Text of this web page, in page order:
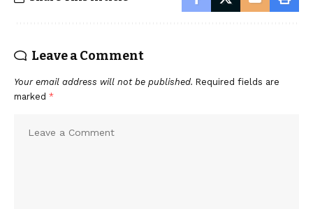
Leave a Comment
Your email address will not be published. Required fields are
marked *